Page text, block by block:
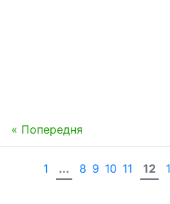
« Попередня
1 ... 8 9 10 11 12